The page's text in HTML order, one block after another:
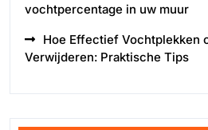
vochtpercentage in uw muur
Hoe Effectief Vochtplekken
Verwijderen: Praktische Tips